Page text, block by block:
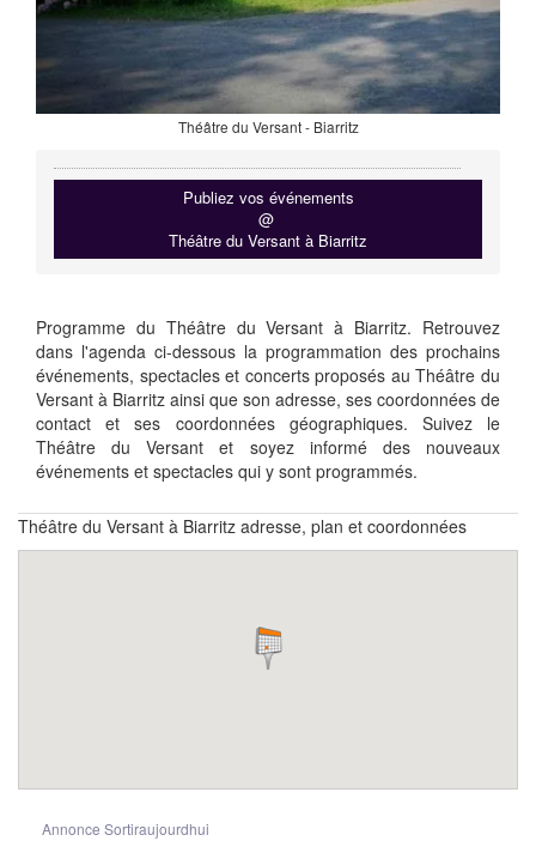
Théâtre du Versant - Biarritz
Publiez vos événements
@
Théâtre du Versant à Biarritz
Programme du Théâtre du Versant à Biarritz. Retrouvez
dans l'agenda ci-dessous la programmation des prochains
événements, spectacles et concerts proposés au Théâtre du
Versant à Biarritz ainsi que son adresse, ses coordonnées de
contact et ses coordonnées géographiques. Suivez le
Théâtre du Versant et soyez informé des nouveaux
événements et spectacles qui y sont programmés.
Théâtre du Versant à Biarritz adresse, plan et coordonnées
Annonce Sortiraujourdhui